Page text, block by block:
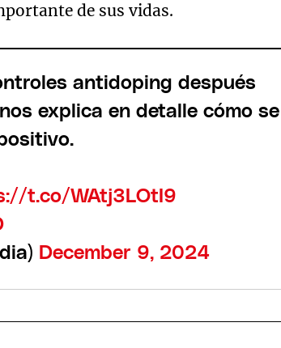
de sus vidas.
antidoping después
explica en detalle cómo se
t.co/WAtj3LOtI9
December 9, 2024